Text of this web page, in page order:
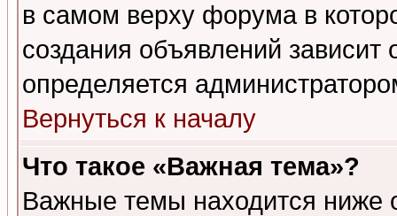
в самом верху форума в
создания объявлений зависит
определяется
Вернуться к началу
Что такое «Важная тема»?
Важные темы находится ниже